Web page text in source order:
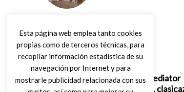
Artículo anterior
The Silencers en Le Mediator
(Perpignan): empaque,
Esta página web emplea tanto cookies
propias como de terceros técnicas, para
recopilar información estadística de su
navegación por Internet y para
mostrarle publicidad relacionada con sus